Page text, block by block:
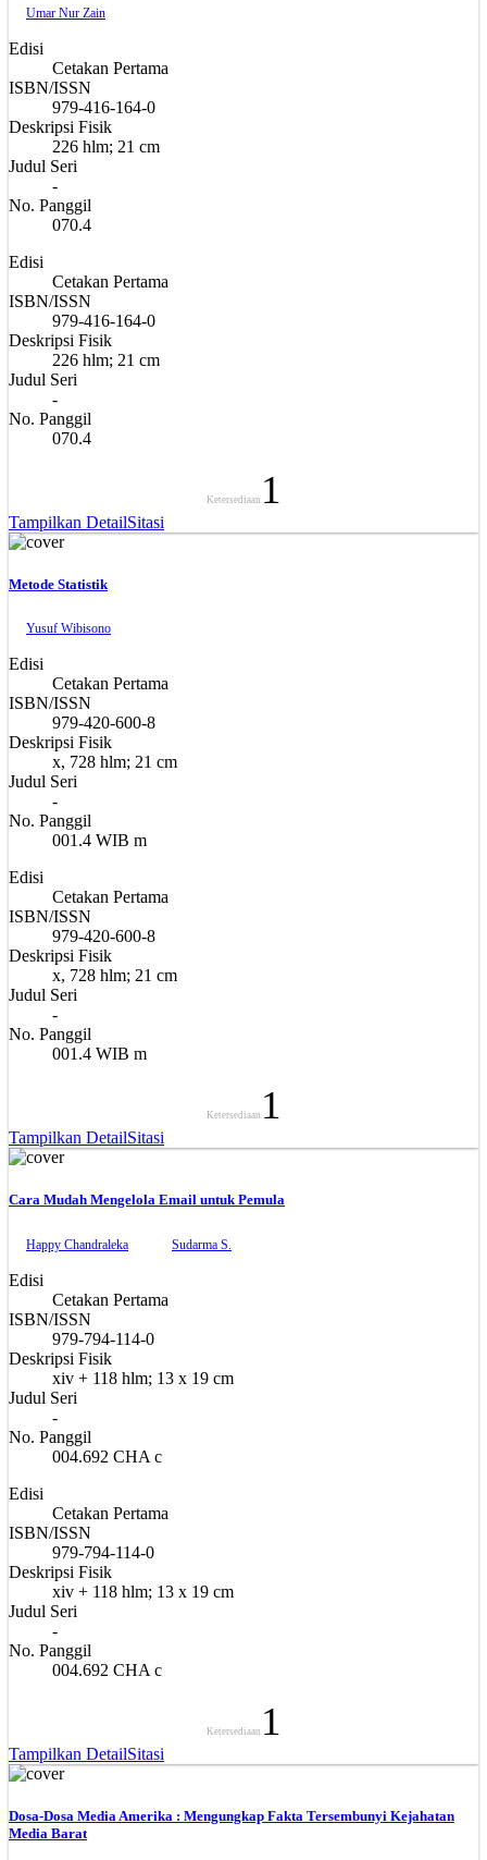
Umar Nur Zain
Edisi
Cetakan Pertama
ISBN/ISSN
979-416-164-0
Deskripsi Fisik
226 hlm; 21 cm
Judul Seri
-
No. Panggil
070.4
Edisi
Cetakan Pertama
ISBN/ISSN
979-416-164-0
Deskripsi Fisik
226 hlm; 21 cm
Judul Seri
-
No. Panggil
070.4
Ketersediaan 1
Tampilkan DetailSitasi
Metode Statistik
Yusuf Wibisono
Edisi
Cetakan Pertama
ISBN/ISSN
979-420-600-8
Deskripsi Fisik
x, 728 hlm; 21 cm
Judul Seri
-
No. Panggil
001.4 WIB m
Edisi
Cetakan Pertama
ISBN/ISSN
979-420-600-8
Deskripsi Fisik
x, 728 hlm; 21 cm
Judul Seri
-
No. Panggil
001.4 WIB m
Ketersediaan 1
Tampilkan DetailSitasi
Cara Mudah Mengelola Email untuk Pemula
Happy Chandraleka Sudarma S.
Edisi
Cetakan Pertama
ISBN/ISSN
979-794-114-0
Deskripsi Fisik
xiv + 118 hlm; 13 x 19 cm
Judul Seri
-
No. Panggil
004.692 CHA c
Edisi
Cetakan Pertama
ISBN/ISSN
979-794-114-0
Deskripsi Fisik
xiv + 118 hlm; 13 x 19 cm
Judul Seri
-
No. Panggil
004.692 CHA c
Ketersediaan 1
Tampilkan DetailSitasi
Dosa-Dosa Media Amerika : Mengungkap Fakta Tersembunyi Kejahatan
Media Barat